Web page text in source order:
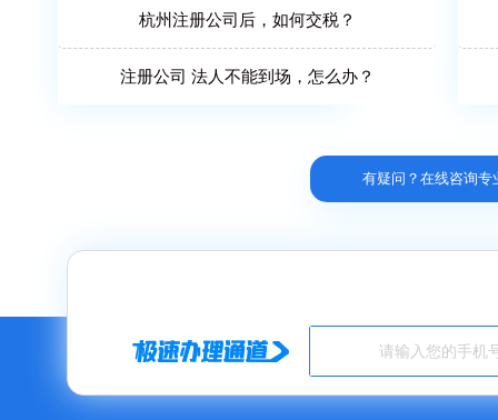
杭州注册公司后，如何交税？
注册公司 法人不能到场，怎么办？
有疑问？在线咨询专